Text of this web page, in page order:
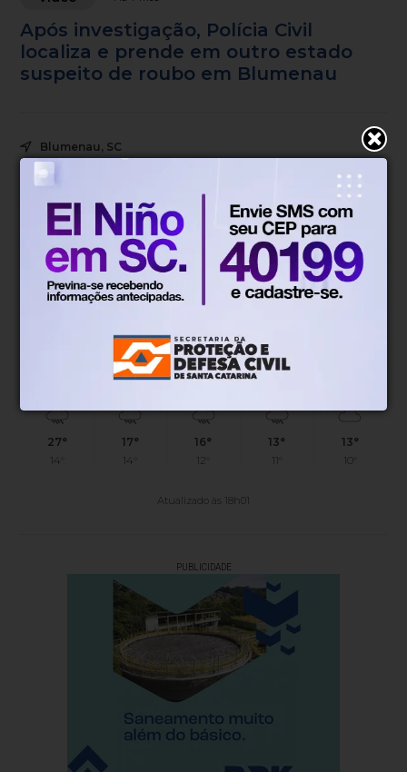
Após investigação, Polícia Civil
localiza e prende em outro estado
suspeito de roubo em Blumenau
Blumenau, SC
19°
Mín.
20°
Sensação
0.65km/h 100%
Umidade
Chance de chuva
Nascer do sol
27°
14°
17°
14°
16°
12°
13°
11°
13°
10°
Atualizado às 18h01
PUBLICIDADE